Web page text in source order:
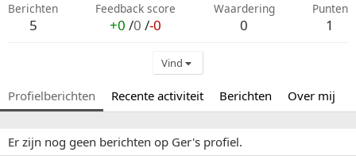
Berichten
5
Feedback score
+0 /0 /-0
Waardering
0
Punten
1
Vind
Profielberichten Recente activiteit Berichten Over mij
Er zijn nog geen berichten op Ger's profiel.